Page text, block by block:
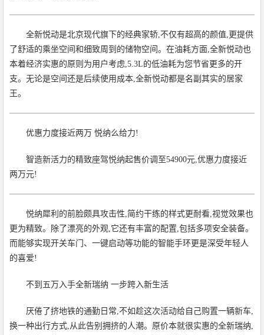
全新悦动是北京现代旗下的经典家轿,不仅有超高的颜值,更提供
了舒适的乘坐空间和细致周到的储物空间。在油耗方面,全新悦动也
本着经济实惠的原则为用户考虑,5.3L的低油耗为您节省更多的开
支。无论是空间还是后续使用成本,全新悦动都是名副其实的居家
王。
优惠力度接近两万 悦纳么给力!
智造新活力的精致座驾悦纳起售价调至54900元,优惠力度接近
两万元!
悦纳犀利的前脸颇具攻击性,简约干练的样式更耐看,视觉效果也
更为精致。除了漂亮的外观,它还有丰富的配置,包括多项安全装备。
而能够实现开关车门、一键启动等功能的智能手环更是深受年轻人
的喜爱!
不到五万入手全新瑞纳 一步跨入新生活
厌倦了挤地铁的通勤日常,不如趁这次活动给自己购置一辆新车,
换一种出行方式,从此告别拥挤的人潮。原价本就很实惠的全新瑞纳,